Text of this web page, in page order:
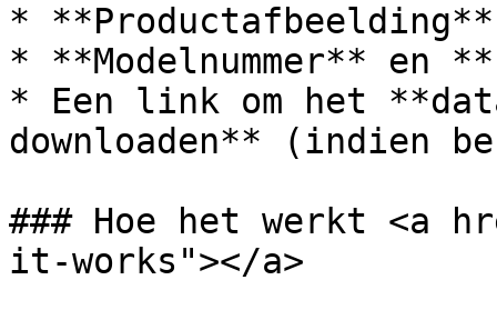
*
* **Modelnummer** en
* Een link om het
downloaden** (indien
### Hoe het werkt <a
it-works"></a>